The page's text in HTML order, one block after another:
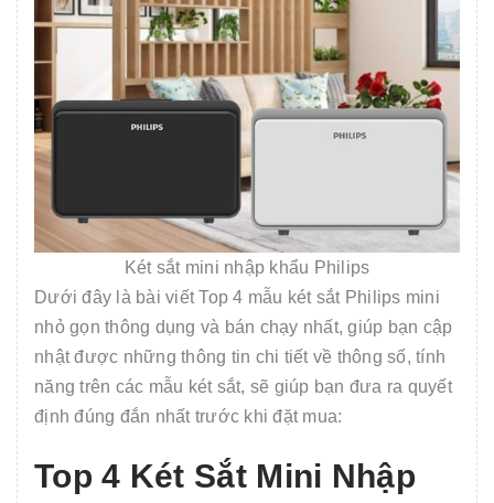
Két sắt mini nhập khẩu Philips
Dưới đây là bài viết Top 4 mẫu két sắt Philips mini
nhỏ gọn thông dụng và bán chạy nhất, giúp bạn cập
nhật được những thông tin chi tiết về thông số, tính
năng trên các mẫu két sắt, sẽ giúp bạn đưa ra quyết
định đúng đắn nhất trước khi đặt mua:
Top 4 Két Sắt Mini Nhập